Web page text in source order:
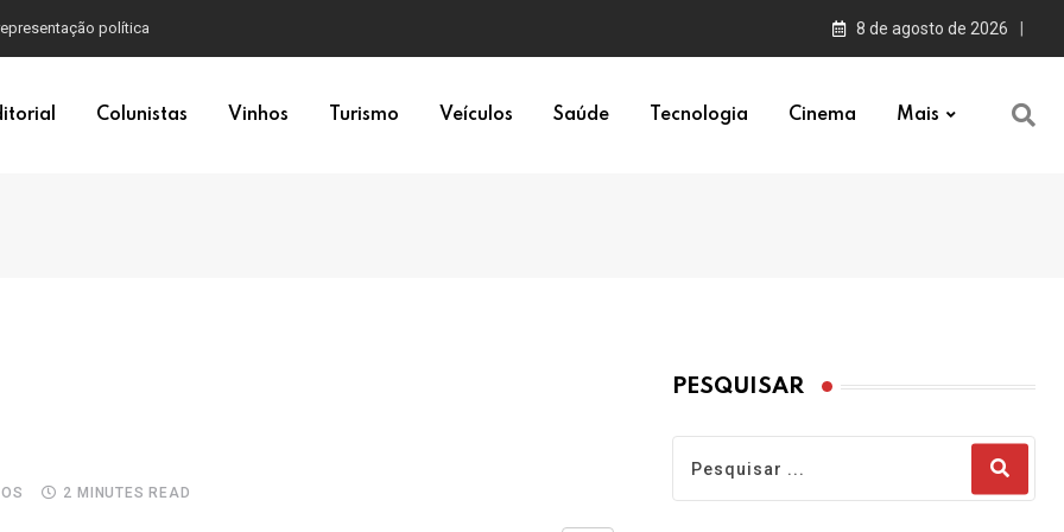
política 8 de agosto de 2026
Colunistas Vinhos Turismo Veículos Saúde Tecnologia Cinema Mais
2 MINUTES READ
PESQUISAR